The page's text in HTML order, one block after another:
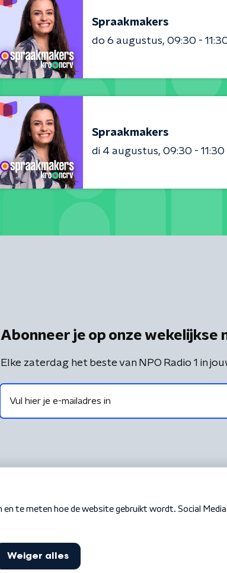
Spraakmakers
do 6 augustus 09:30 -
Spraakmakers
di 4 augustus 09:30 - 11:30
Abonneer je op onze wekelijkse
Elke zaterdag het beste van NPO Radio 1 in